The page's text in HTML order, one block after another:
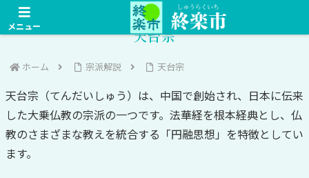
天台宗
ホーム 宗派解説 天台宗
天台宗（てんだいしゅう）は、中国で創始され、日本に伝来
した大乗仏教の宗派の一つです。法華経を根本経典とし、仏
教のさまざまな教えを統合する「円融思想」を特徴としてい
ます。
メニュー